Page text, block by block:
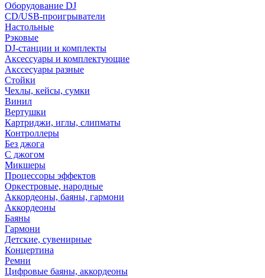
Оборудование DJ
CD/USB-проигрыватели
Настольные
Рэковые
DJ-станции и комплекты
Аксессуары и комплектующие
Акссесуары разные
Стойки
Чехлы, кейсы, сумки
Винил
Вертушки
Картриджи, иглы, слипматы
Контроллеры
Без джога
С джогом
Микшеры
Процессоры эффектов
Оркестровые, народные
Аккордеоны, баяны, гармони
Аккордеоны
Баяны
Гармони
Детские, сувенирные
Концертина
Ремни
Цифровые баяны, аккордеоны